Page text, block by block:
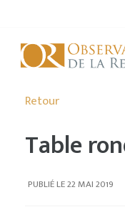
ACTIVITÉS
THÉMATIQUES
Retour
Table
PUBLIÉ LE 22 MAI 2019